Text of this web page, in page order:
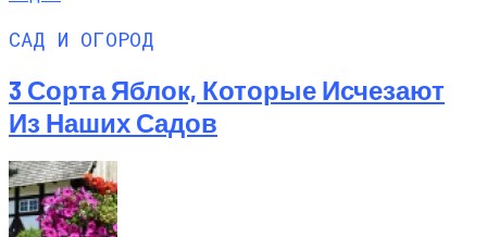
САД И ОГОРОД
3 Сорта Яблок, Которые Исчезают
Из Наших Садов